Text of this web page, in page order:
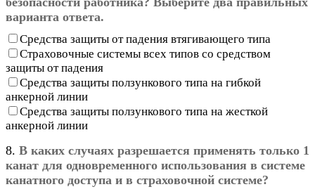
варианта ответа.
Средства защиты от падения втягивающего типа
Страховочные системы всех типов со средством
защиты от падения
Средства защиты ползункового типа на гибкой
анкерной линии
Средства защиты ползункового типа на жесткой
анкерной линии
8. В каких случаях разрешается применять только 1
канат для одновременного использования в системе
канатного доступа и в страховочной системе?